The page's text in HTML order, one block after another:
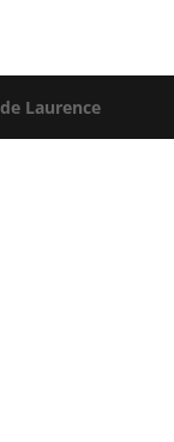
Laurence